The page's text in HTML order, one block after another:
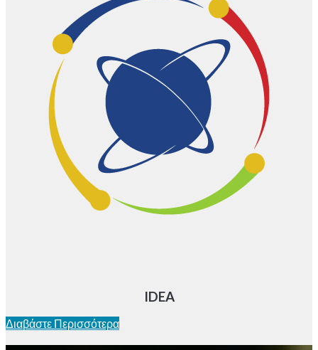
IDEA
Διαβάστε Περισσότερα